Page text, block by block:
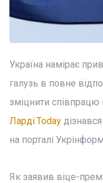
Україна намірає
галузь в повне
зміцнити співпрацю
Ларді.Today
на порталі
Як заявив віце-